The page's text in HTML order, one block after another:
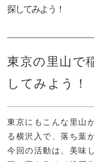
移探してみよう！
東京の里山で
してみよう！
東京にもこんな里山
る横沢入で、落ち葉
今回の活動は、美味